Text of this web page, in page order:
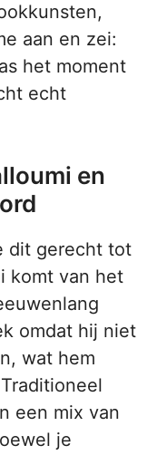
aan en zei:
het moment
echt
en
dit gerecht tot
komt van het
omdat hij niet
wat hem
een mix van
je